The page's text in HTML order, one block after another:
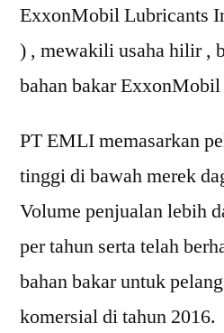
ExxonMobil Lubricants
) , mewakili usaha hilir ,
bahan bakar
PT EMLI memasarkan
tinggi di bawah merek
Volume penjualan lebih
per tahun serta telah
bahan bakar untuk
komersial di tahun 2016.